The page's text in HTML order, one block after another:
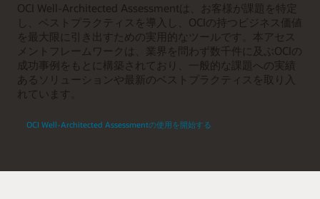
OCI Well-Architected Assessmentは、お客様が課題を特定
し、ベストプラクティスを導入し、OCIの持つビジネス価値
を最大限に引き出すための実用的なツールです。本アセス
メントフレームワークは、業界を問わず数千件に及ぶOCIの
成功事例をもとに構築されており、一般的な課題への実績
あるソリューションや最新のベストプラクティスを取り入
れています。
OCI Well-Architected Assessmentの使用を開始する